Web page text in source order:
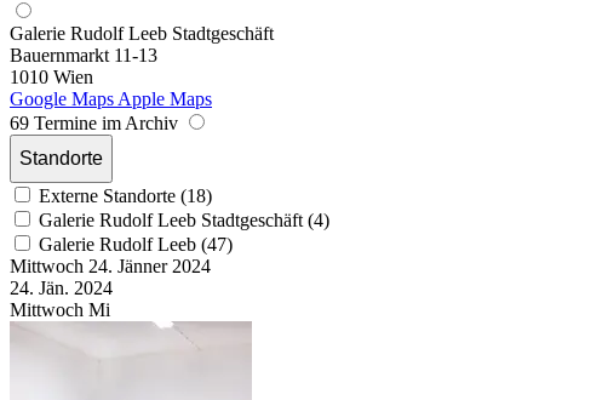
Galerie Rudolf Leeb Stadtgeschäft
Bauernmarkt 11-13
1010 Wien
Google Maps Apple Maps
69 Termine im Archiv
Standorte
Externe Standorte (18)
Galerie Rudolf Leeb Stadtgeschäft (4)
Galerie Rudolf Leeb (47)
Mittwoch 24. Jänner 2024
24. Jän. 2024
Mittwoch Mi